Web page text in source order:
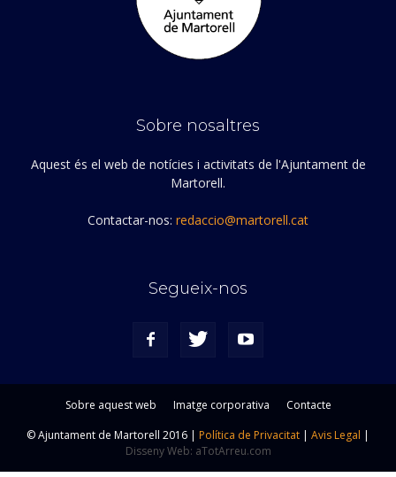
Sobre nosaltres
Aquest és el web de notícies i activitats de l'Ajuntament de
Martorell.
Contactar-nos: redaccio@martorell.cat
Segueix-nos
Sobre aquest web Imatge corporativa
Contacte
© Ajuntament de Martorell 2016 | Política de Privacitat | Avis Legal |
Disseny Web: aTotArreu.com